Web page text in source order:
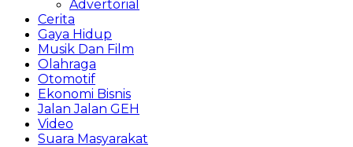
Advertorial
Cerita
Gaya Hidup
Musik Dan Film
Olahraga
Otomotif
Ekonomi Bisnis
Jalan Jalan GEH
Video
Suara Masyarakat